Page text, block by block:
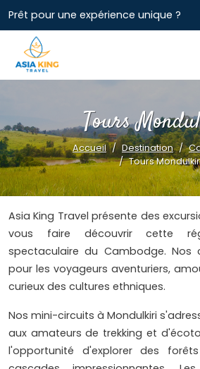
Prêt pour une expérience unique ?
Tours
Accueil Destination
Tours
Asia King Travel présente des
vous faire découvrir cette
spectaculaire du Cambodge. Nos
pour les voyageurs aventuriers,
curieux des cultures ethniques.
Nos mini-circuits à Mondulkiri
aux amateurs de trekking et
l'opportunité d'explorer des